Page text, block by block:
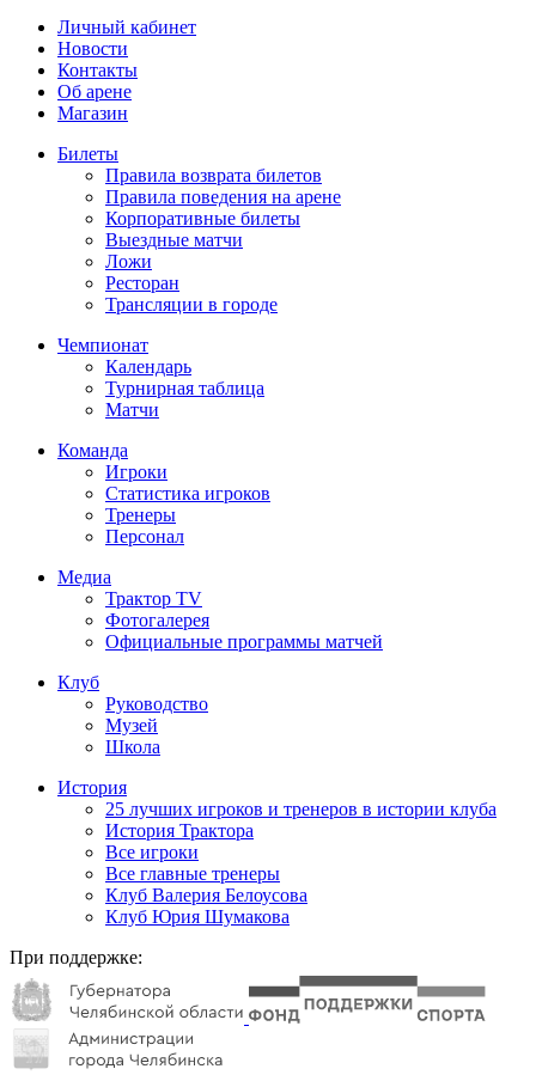
Личный кабинет
Новости
Контакты
Об арене
Магазин
Билеты
Правила возврата билетов
Правила поведения на арене
Корпоративные билеты
Выездные матчи
Ложи
Ресторан
Трансляции в городе
Чемпионат
Календарь
Турнирная таблица
Матчи
Команда
Игроки
Статистика игроков
Тренеры
Персонал
Медиа
Трактор TV
Фотогалерея
Официальные программы матчей
Клуб
Руководство
Музей
Школа
История
25 лучших игроков и тренеров в истории клуба
История Трактора
Все игроки
Все главные тренеры
Клуб Валерия Белоусова
Клуб Юрия Шумакова
При поддержке: